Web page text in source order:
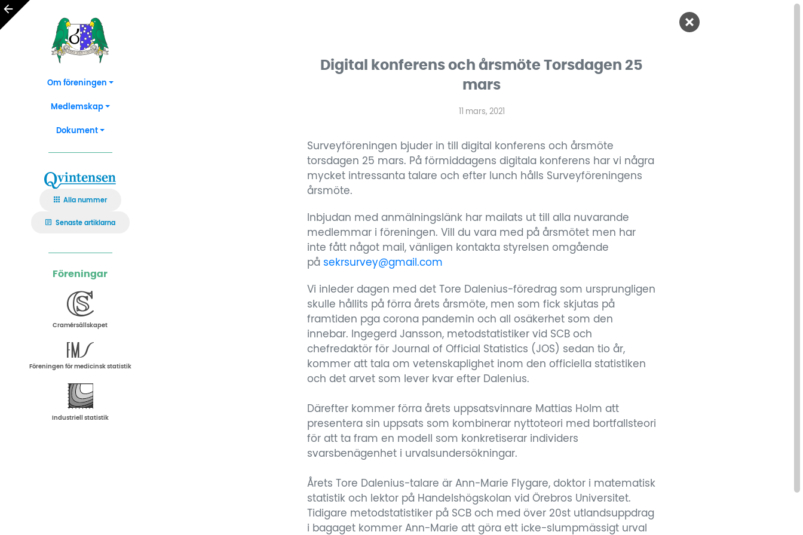
Om föreningen
Medlemskap
Dokument
Alla nummer
Senaste artiklarna
Föreningar
Cramérsällskapet
Föreningen för medicinsk statistik
Industriell statistik
Digital konferens och årsmöte Torsdagen 25
mars
11 mars, 2021
Surveyföreningen bjuder in till digital konferens och årsmöte
torsdagen 25 mars. På förmiddagens digitala konferens har vi några
mycket intressanta talare och efter lunch hålls Surveyföreningens
årsmöte.
Inbjudan med anmälningslänk har mailats ut till alla nuvarande
medlemmar i föreningen. Vill du vara med på årsmötet men har
inte fått något mail, vänligen kontakta styrelsen omgående
på sekrsurvey@gmail.com
Vi inleder dagen med det Tore Dalenius-föredrag som ursprungligen
skulle hållits på förra årets årsmöte, men som fick skjutas på
framtiden pga corona pandemin och all osäkerhet som den
innebar. Ingegerd Jansson, metodstatistiker vid SCB och
chefredaktör för Journal of Official Statistics (JOS) sedan tio år,
kommer att tala om vetenskaplighet inom den officiella statistiken
och det arvet som lever kvar efter Dalenius.
Därefter kommer förra årets uppsatsvinnare Mattias Holm att
presentera sin uppsats som kombinerar nyttoteori med bortfallsteori
för att ta fram en modell som konkretiserar individers
svarsbenägenhet i urvalsundersökningar.
Årets Tore Dalenius-talare är Ann-Marie Flygare, doktor i matematisk
statistik och lektor på Handelshögskolan vid Örebros Universitet.
Tidigare metodstatistiker på SCB och med över 20st utlandsuppdrag
i bagaget kommer Ann‑Marie att göra ett icke-slumpmässigt urval